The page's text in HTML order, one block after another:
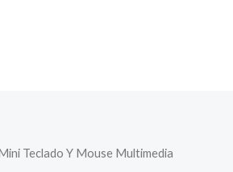
Teclado Y Mouse Multimedia